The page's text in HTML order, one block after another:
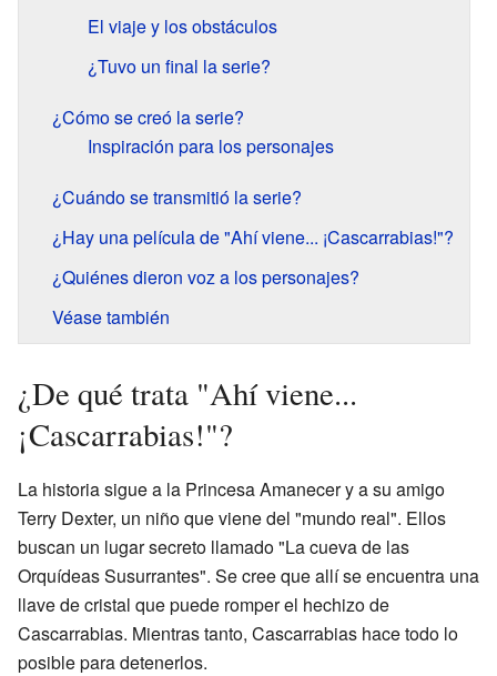
El viaje y los obstáculos
¿Tuvo un final la serie?
¿Cómo se creó la serie?
Inspiración para los personajes
¿Cuándo se transmitió la serie?
¿Hay una película de "Ahí viene... ¡Cascarrabias!"?
¿Quiénes dieron voz a los personajes?
Véase también
¿De qué trata "Ahí viene...
¡Cascarrabias!"?
La historia sigue a la Princesa Amanecer y a su amigo
Terry Dexter, un niño que viene del "mundo real". Ellos
buscan un lugar secreto llamado "La cueva de las
Orquídeas Susurrantes". Se cree que allí se encuentra una
llave de cristal que puede romper el hechizo de
Cascarrabias. Mientras tanto, Cascarrabias hace todo lo
posible para detenerlos.